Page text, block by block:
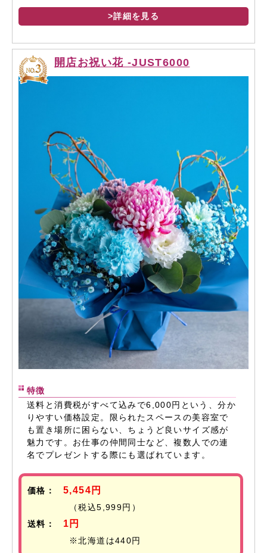
>詳細を見る
開店お祝い花 -JUST6000
特徴
送料と消費税がすべて込みで6,000円という、分か
りやすい価格設定。限られたスペースの美容室で
も置き場所に困らない、ちょうど良いサイズ感が
魅力です。お仕事の仲間同士など、複数人での連
名でプレゼントする際にも選ばれています。
価格： 5,454円
（税込5,999円）
送料：
1円
※北海道は440円